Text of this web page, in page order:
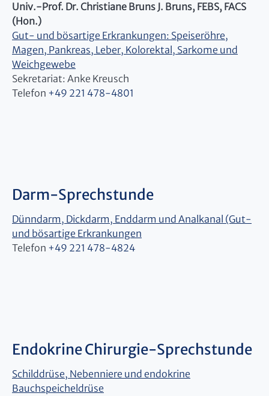
Univ.-Prof. Dr. Christiane Bruns J. Bruns, FEBS, FACS
(Hon.)
Gut- und bösartige Erkrankungen: Speiseröhre,
Magen, Pankreas, Leber, Kolorektal, Sarkome und
Weichgewebe
​​​​​Sekretariat: Anke Kreusch
Telefon +49 221 478-4801
Darm-Sprechstunde
Dünndarm, Dickdarm, Enddarm und Analkanal (Gut-
und bösartige Erkrankungen
Telefon +49 221 478-4824
Endokrine Chirurgie-Sprechstunde
Schilddrüse, Nebenniere und endokrine
Bauchspeicheldrüse